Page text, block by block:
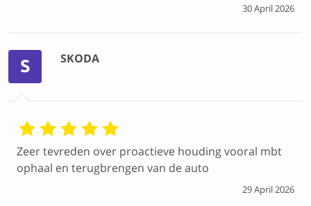
30 April 2026
S SKODA
Zeer tevreden over proactieve houding vooral mbt
ophaal en terugbrengen van de auto
29 April 2026